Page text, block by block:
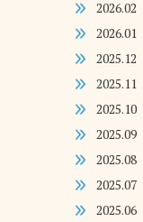
2026.02
2026.01
2025.12
2025.11
2025.10
2025.09
2025.08
2025.07
2025.06